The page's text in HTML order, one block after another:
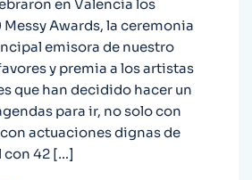
en Valencia los
Messy Awards, la ceremonia
emisora de nuestro
y premia a los artistas
que han decidido hacer un
para ir, no solo con
actuaciones dignas de
con 42 […]